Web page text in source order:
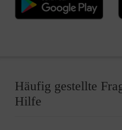
Häufig gestellte
Hilfe